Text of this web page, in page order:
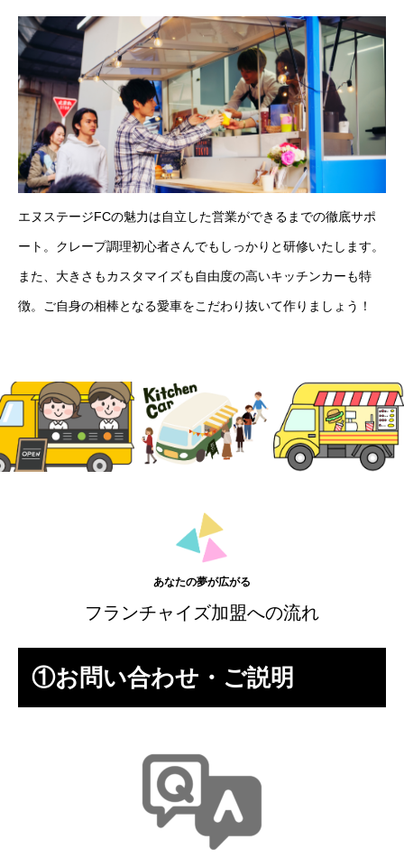
エヌステージFCの魅力は自立した営業ができるまでの徹底サポ
ート。クレープ調理初心者さんでもしっかりと研修いたします。
また、大きさもカスタマイズも自由度の高いキッチンカーも特
徴。ご自身の相棒となる愛車をこだわり抜いて作りましょう！
あなたの夢が広がる
フランチャイズ加盟への流れ
①お問い合わせ・ご説明